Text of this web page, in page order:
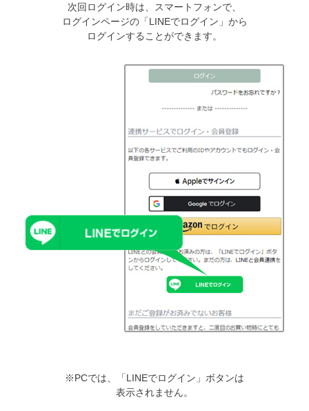
次回ログイン時は、スマートフォンで、
ログインページの「LINEでログイン」から
ログインすることができます。
※PCでは、「LINEでログイン」ボタンは
表示されません。